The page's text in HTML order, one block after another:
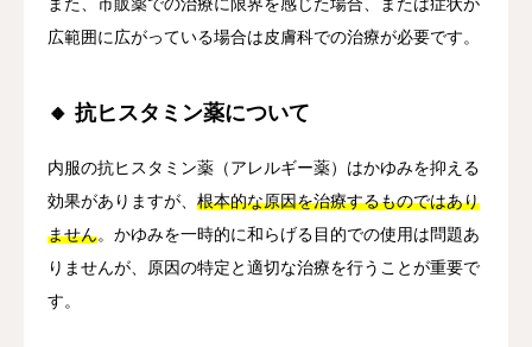
また、市販薬での治療に限界を感じた場合、または症状が
広範囲に広がっている場合は皮膚科での治療が必要です。
🔸 抗ヒスタミン薬について
内服の抗ヒスタミン薬（アレルギー薬）はかゆみを抑える
効果がありますが、 根本的な原因を治療するものではあり
ません。かゆみを一時的に和らげる目的での使用は問題あ
りませんが、原因の特定と適切な治療を行うことが重要で
す。